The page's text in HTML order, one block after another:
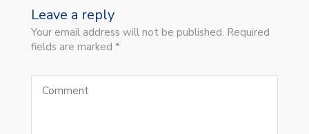
Leave a reply
Your email address will not be published. Required
fields are marked *